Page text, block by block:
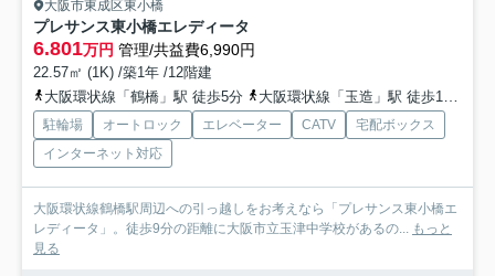
大阪市東成区東小橋
プレサンス東小橋エレディータ
6.801万円 管理/共益費6,990円
22.57㎡ (1K) /築1年 /12階建
大阪環状線「鶴橋」駅 徒歩5分
大阪環状線「玉造」駅 徒歩12分
駐輪場 オートロック エレベーター CATV
宅配ボックス
インターネット対応
大阪環状線鶴橋駅周辺への引っ越しをお考えなら「プレサンス東小橋エ
レディータ」。徒歩9分の距離に大阪市立玉津中学校があるの... もっと
見る